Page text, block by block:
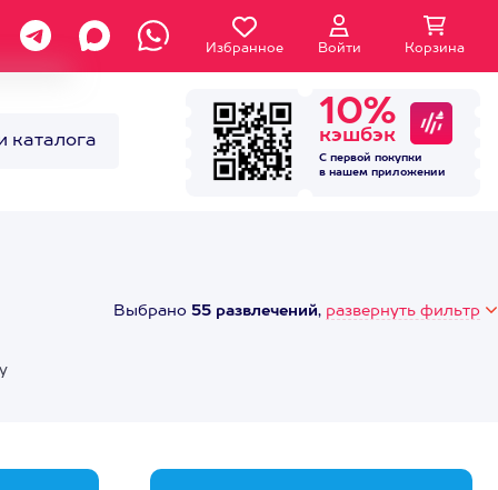
Избранное Войти Корзина
каталога
10%
кэшбэк
С первой покупки
в нашем приложении
Выбрано 55 развлечений, развернуть фильтр